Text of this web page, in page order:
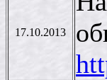
17.10.2013